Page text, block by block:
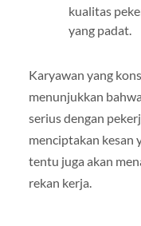
kualitas
yang padat.
Karyawan yang
menunjukkan
serius dengan
menciptakan kesan
tentu juga akan
rekan kerja.